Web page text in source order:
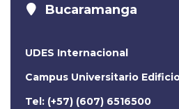
Bucaramanga
UDES Internacional
Campus Universitario
Tel: (+57) (607) 6516500